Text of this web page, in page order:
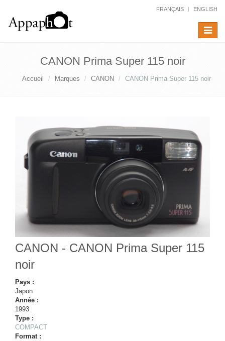
FRANÇAIS ENGLISH
Toggle
CANON Prima Super 115 noir
Accueil Marques CANON CANON Prima Super 115 noir
CANON - CANON Prima Super 115
noir
Pays :
Japon
Année :
1993
Type :
COMPACT
Format :